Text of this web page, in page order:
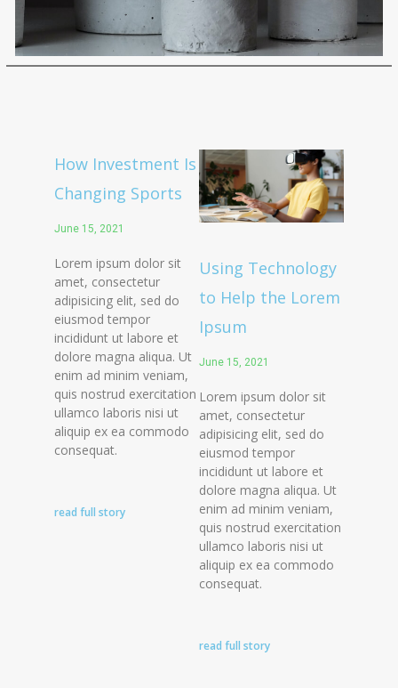
How Investment Is
Changing Sports
June 15, 2021
Lorem ipsum dolor sit
amet, consectetur
adipisicing elit, sed do
eiusmod tempor
incididunt ut labore et
dolore magna aliqua. Ut
enim ad minim veniam,
quis nostrud exercitation
ullamco laboris nisi ut
aliquip ex ea commodo
consequat.
read full story
Using Technology
to Help the Lorem
Ipsum
June 15, 2021
Lorem ipsum dolor sit
amet, consectetur
adipisicing elit, sed do
eiusmod tempor
incididunt ut labore et
dolore magna aliqua. Ut
enim ad minim veniam,
quis nostrud exercitation
ullamco laboris nisi ut
aliquip ex ea commodo
consequat.
read full story